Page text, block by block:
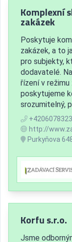
Komplexní
zakázek
Poskytuje
zakázek, a to
pro subjekty,
dodavatelé.
řízení v
poskytujeme
srozumitelný,
http://
Purkyňova
Korfu s.r.o.
Jsme